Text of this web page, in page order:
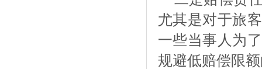
尤其是对于旅
一些当事人为
规避低赔偿限